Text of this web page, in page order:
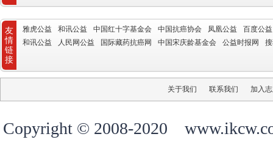
友
情
链
接
雅虎公益 和讯公益 中国红十字基金会 中国抗癌协会 凤凰公益
百度公益
和讯公益
人民网公益 国际藏药抗癌网 中国宋庆龄基金会 公益时报网
关于我们 联系我们 加入
Copyright © 2008-2020